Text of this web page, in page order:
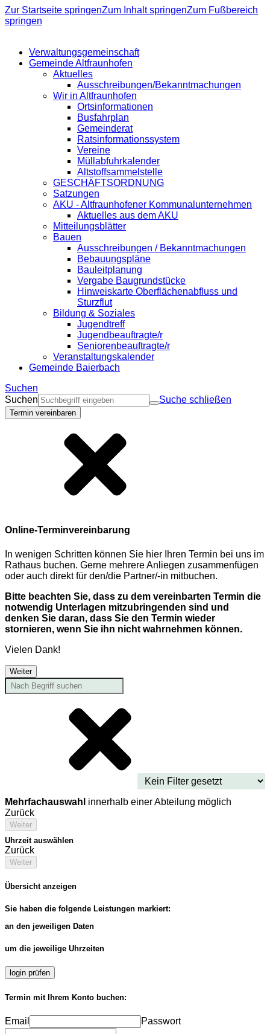
Zur Startseite springenZum Inhalt springenZum Fußbereich
springen
Verwaltungsgemeinschaft
Gemeinde Altfraunhofen
Aktuelles
Ausschreibungen/Bekanntmachungen
Wir in Altfraunhofen
Ortsinformationen
Busfahrplan
Gemeinderat
Ratsinformationssystem
Vereine
Müllabfuhrkalender
Altstoffsammelstelle
GESCHÄFTSORDNUNG
Satzungen
AKU - Altfraunhofener Kommunalunternehmen
Aktuelles aus dem AKU
Mitteilungsblätter
Bauen
Ausschreibungen / Bekanntmachungen
Bebauungspläne
Bauleitplanung
Vergabe Baugrundstücke
Hinweiskarte Oberflächenabfluss und
Sturzflut
Bildung & Soziales
Jugendtreff
Jugendbeauftragte/r
Seniorenbeauftragte/r
Veranstaltungskalender
Gemeinde Baierbach
Suchen
Suchen
Suche schließen
Termin vereinbaren
Online-Terminvereinbarung
In wenigen Schritten können Sie hier Ihren Termin bei uns im
Rathaus buchen. Gerne mehrere Anliegen zusammenfügen
oder auch direkt für den/die Partner/-in mitbuchen.
Bitte beachten Sie, dass zu dem vereinbarten Termin die
notwendig Unterlagen mitzubringenden sind und
denken Sie daran, dass Sie den Termin wieder
stornieren, wenn Sie ihn nicht wahrnehmen können.
Vielen Dank!
Weiter
Mehrfachauswahl innerhalb einer Abteilung möglich
Zurück
Weiter
Uhrzeit auswählen
Zurück
Weiter
Übersicht anzeigen
Sie haben die folgende Leistungen markiert:
an den jeweiligen Daten
um die jeweilige Uhrzeiten
login prüfen
Termin mit Ihrem Konto buchen:
Email Passwort